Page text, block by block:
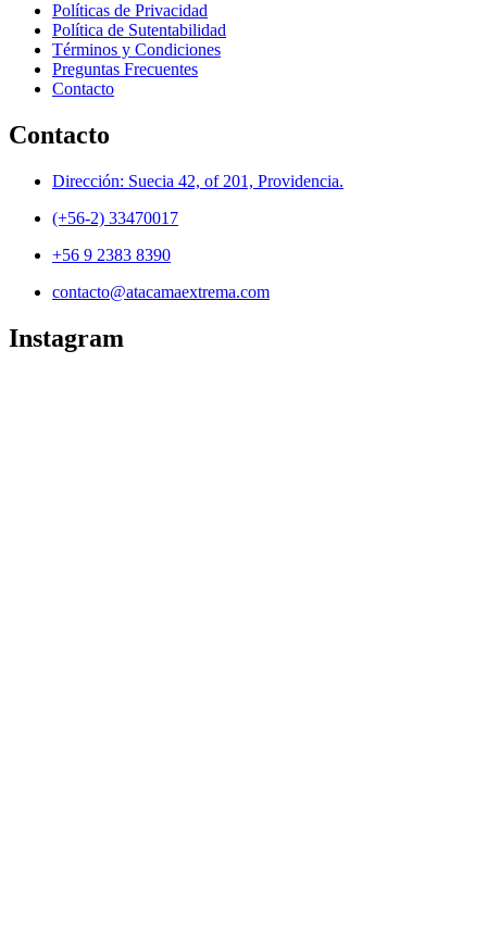
Políticas de Privacidad
Política de Sutentabilidad
Términos y Condiciones
Preguntas Frecuentes
Contacto
Contacto
Dirección: Suecia 42, of 201, Providencia.
(+56-2) 33470017
+56 9 2383 8390
contacto@atacamaextrema.com
Instagram